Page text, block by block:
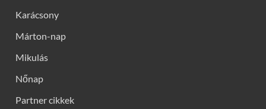
Karácsony
Márton-nap
Mikulás
Nőnap
Partner cikkek